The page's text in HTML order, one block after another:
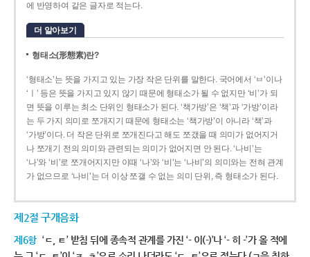
에 반영하여 같은 글자로 적는다.
더 알아보기
형태소(形態素)란?
‘형태소’는 뜻을 가지고 있는 가장 작은 단위를 말한다. 국어에서 ‘ㅂ’이나
‘ㅣ’ 등은 뜻을 가지고 있지 않기 때문에 형태소가 될 수 없지만 ‘비’가 되
면 뜻을 이루는 최소 단위인 형태소가 된다. ‘책가방’은 ‘책’과 ‘가방’이라
는 두 가지 의미로 쪼개지기 때문에 형태소는 ‘책가방’이 아니라 ‘책’과
‘가방’이다. 더 작은 단위로 쪼개진다고 해도 쪼갰을 때 의미가 없어지거
나 쪼개기 전의 의미와 관련되는 의미가 없어지면 안 된다. ‘나비’는
‘나’와 ‘비’로 쪼개어지지만 이때 ‘나’와 ‘비’는 ‘나비’의 의미와는 전혀 관계
가 없으므로 ‘나비’는 더 이상 쪼갤 수 없는 의미 단위, 즉 형태소가 된다.
제2절 구개음화
제6항 ‘ㄷ, ㅌ’ 받침 뒤에 종속적 관계를 가진 ‘- 이(-)’나 ‘- 히 -’가 올 적에